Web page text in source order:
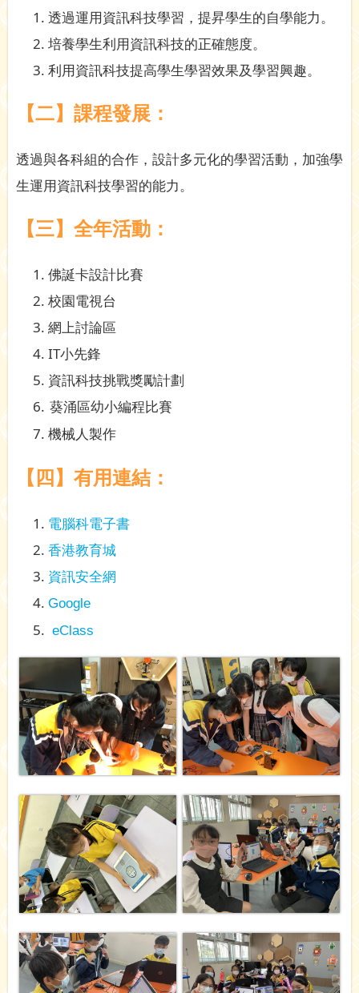
透過運用資訊科技學習，提昇學生的自學能力。
培養學生利用資訊科技的正確態度。
利用資訊科技提高學生學習效果及學習興趣。
【二】課程發展：
透過與各科組的合作，設計多元化的學習活動，加強學
生運用資訊科技學習的能力。
【三】全年活動：
佛誕卡設計比賽
校園電視台
網上討論區
IT小先鋒
資訊科技挑戰獎勵計劃
葵涌區幼小編程比賽
機械人製作
【四】有用連結：
電腦科電子書
香港教育城
資訊安全網
Google
eClass